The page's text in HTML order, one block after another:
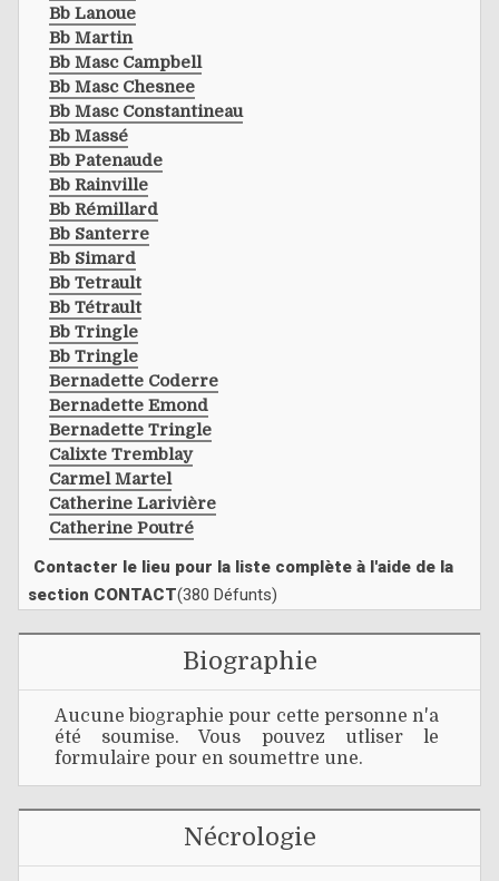
Bb Lanoue
Bb Martin
Bb Masc Campbell
Bb Masc Chesnee
Bb Masc Constantineau
Bb Massé
Bb Patenaude
Bb Rainville
Bb Rémillard
Bb Santerre
Bb Simard
Bb Tetrault
Bb Tétrault
Bb Tringle
Bb Tringle
Bernadette Coderre
Bernadette Emond
Bernadette Tringle
Calixte Tremblay
Carmel Martel
Catherine Larivière
Catherine Poutré
Contacter le lieu pour la liste complète à l'aide de la
section CONTACT(380 Défunts)
Biographie
Aucune biographie pour cette personne n'a
été soumise. Vous pouvez utliser le
formulaire pour en soumettre une.
Nécrologie